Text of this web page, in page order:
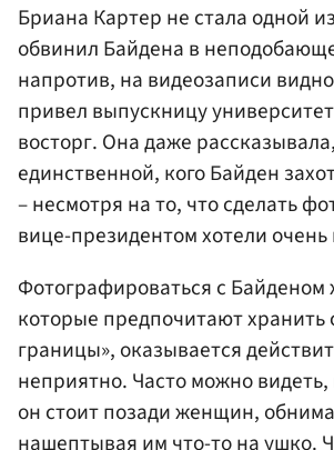
Бриана Картер не стала одной
обвинил Байдена в
напротив, на видеозаписи
привел выпускницу
восторг. Она даже
единственной, кого Байден
– несмотря на то, что сделать
вице-президентом хотели очень
Фотографироваться с
которые предпочитают хранить
границы», оказывается
неприятно. Часто можно
он стоит позади женщин,
нашептывая им что-то на ушко.